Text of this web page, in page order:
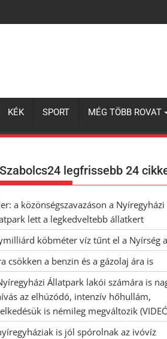
KÉK SPORT MÉG TÖBB ROVAT
legfrissebb 24
a közönségszavazáson a Nyíregyházi
lett a legkedveltebb állatkert
köbméter víz tűnt el a Nyírség
csökken a benzin és a gázolaj ára is
Állatpark lakói számára is
az elhúzódó, intenzív hőhullám,
is némileg megváltozik
is jól spórolnak az ivóvíz